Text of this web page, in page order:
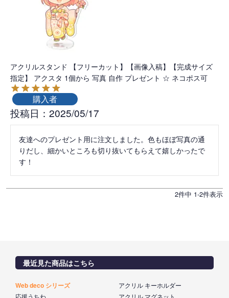
アクリルスタンド 【フリーカット】【画像入稿】【完成サイズ
指定】 アクスタ 1個から 写真 自作 プレゼント ☆ ネコポス可
購入者
投稿日 2025/05/17
友達へのプレゼント用に注文しました。色もほぼ写真の通
りだし、細かいところも切り抜いてもらえて嬉しかったで
す！
2件中 1-2件表示
最近見た商品はこちら
Web deco シリーズ
応援うちわ
アクリル キーホルダー
アクリル マグネット